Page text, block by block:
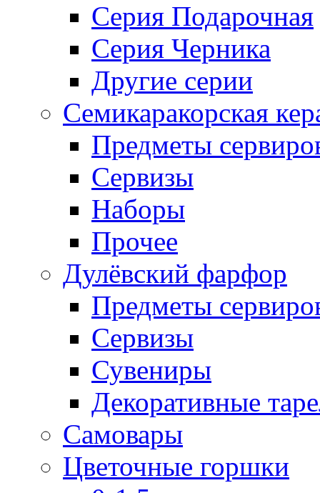
Серия Подарочная
Серия Черника
Другие серии
Семикаракорская
Предметы
Сервизы
Наборы
Прочее
Дулёвский фарфор
Предметы
Сервизы
Сувениры
Декоративные
Самовары
Цветочные горшки